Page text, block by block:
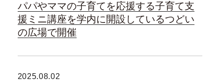
パパやママの子育てを応援する子育て支
援ミニ講座を学内に開設しているつどい
の広場で開催
2025.08.02